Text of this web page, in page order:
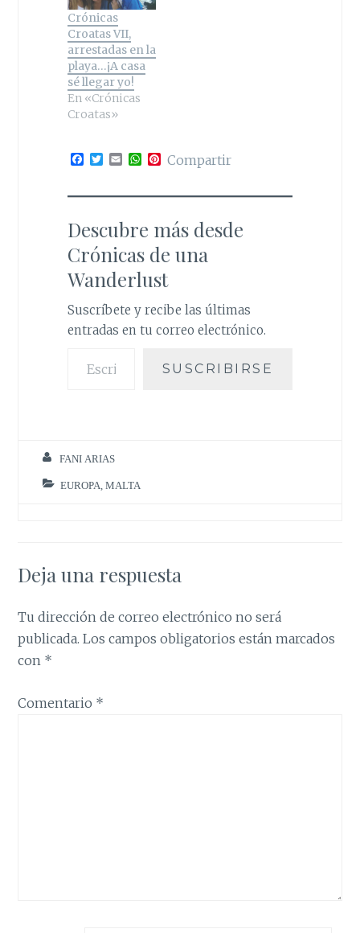
Crónicas
Croatas VII,
arrestadas en la
playa…¡A casa
sé llegar yo!
En «Crónicas
Croatas»
F
e
o
o
k
T
t
e
r
E
i
W
t
A
p
p
P
t
r
e
s
t
Compartir
Descubre más desde
Crónicas de una
Wanderlust
Suscríbete y recibe las últimas
entradas en tu correo electrónico.
SUSCRIBIRSE
FANI ARIAS
EUROPA ,MALTA
Deja una respuesta
Tu dirección de correo electrónico no será
publicada. Los campos obligatorios están marcados
con *
Comentario *